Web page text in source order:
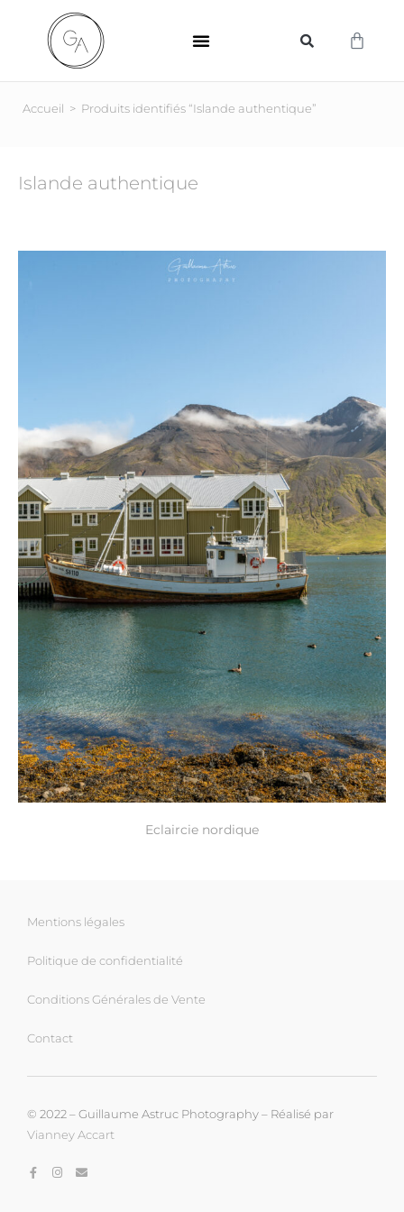
Accueil > Produits identifiés “Islande authentique”
Islande authentique
Eclaircie nordique
Mentions légales
Politique de confidentialité
Conditions Générales de Vente
Contact
© 2022 – Guillaume Astruc Photography – Réalisé par
Vianney Accart